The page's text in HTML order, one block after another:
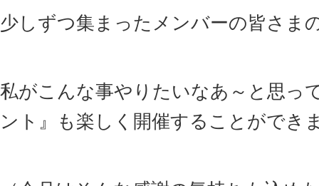
少しずつ集まったメンバーの皆さま
私がこんな事やりたいなあ～と思っ
ント』も楽しく開催することができ